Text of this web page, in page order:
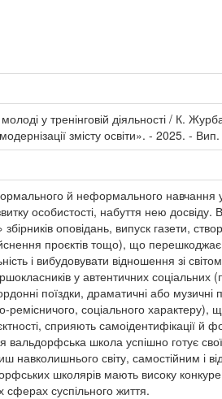
у тренінговій діяльності / К.
змісту освіти». - 2025. -
й неформального навчання
особистості, набуття нею досвіду.
оповідань, випуск газети,
проєктів тощо), що
і вибудовувати відношення зі
у автентичних
поїздки, драматичні або
соціального характеру),
сприяють самоідентифікації
школа успішно готує
навколишнього світу, самостійним і
школярів мають високу
сферах суспільного життя.